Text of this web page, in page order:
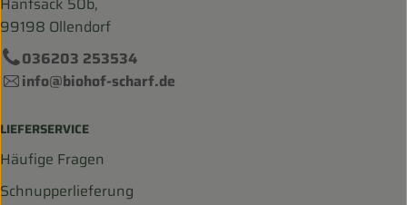
99198 Ollendorf
036203 253534
info@biohof-scharf.de
LIEFERSERVICE
Häufige Fragen
Schnupperlieferung